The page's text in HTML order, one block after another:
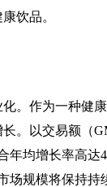
饮品。
。作为一种健
。以交易额（
年均增长率高
规模将保持持